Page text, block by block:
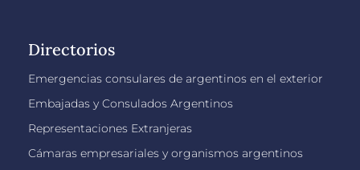
Directorios
Emergencias consulares de argentinos en el exterior
Embajadas y Consulados Argentinos
Representaciones Extranjeras
Cámaras empresariales y organismos argentinos